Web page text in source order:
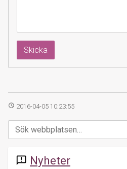
access_time 2016-04-05 10:23:55
announcement Nyheter